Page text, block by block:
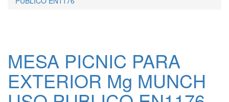
MESA PICNIC PARA
EXTERIOR Mg MUNCH